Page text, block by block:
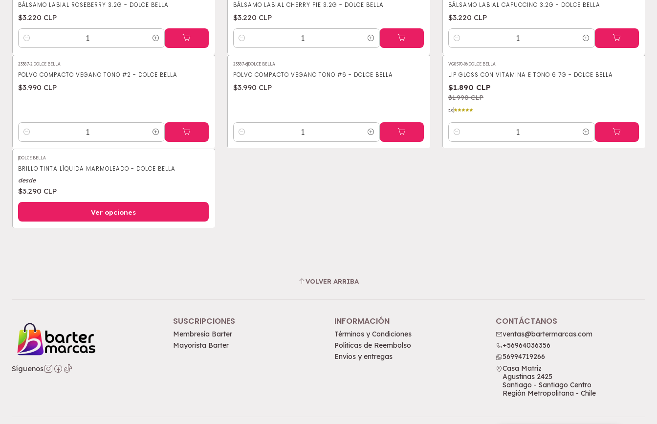
BÁLSAMO LABIAL ROSEBERRY 3.2G - DOLCE BELLA
$3.220 CLP
Cantidad
BÁLSAMO LABIAL CHERRY PIE 3.2G - DOLCE BELLA
$3.220 CLP
Cantidad
BÁLSAMO LABIAL CAPUCCINO 3.2G - DOLCE BELLA
$3.220 CLP
Cantidad
23387-2 DOLCE BELLA
POLVO COMPACTO VEGANO TONO #2 - DOLCE BELLA
$3.990 CLP
Cantidad
23387-6| DOLCE BELLA
POLVO COMPACTO VEGANO TONO #6 - DOLCE BELLA
$3.990 CLP
Cantidad
-5%OFF
VG8570-06| DOLCE BELLA
LIP GLOSS CON VITAMINA E TONO 6 7G - DOLCE BELLA
$1.890 CLP
$1.990 CLP
5.0
Cantidad
DOLCE BELLA
BRILLO TINTA LÍQUIDA MARMOLEADO - DOLCE BELLA
desde
$3.290 CLP
Ver opciones
VOLVER ARRIBA
Síguenos
SUSCRIPCIONES
Membresía Barter
Mayorista Barter
INFORMACIÓN
Términos y Condiciones
Políticas de Reembolso
Envíos y entregas
CONTÁCTANOS
ventas@bartermarcas.com
+56964036356
56994719266
Casa Matriz
Agustinas 2425
Santiago - Santiago Centro
Región Metropolitana - Chile